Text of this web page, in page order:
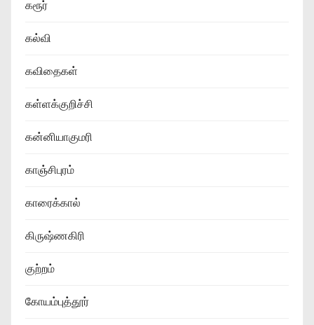
கரூர்
கல்வி
கவிதைகள்
கள்ளக்குறிச்சி
கன்னியாகுமரி
காஞ்சிபுரம்
காரைக்கால்
கிருஷ்ணகிரி
குற்றம்
கோயம்புத்தூர்